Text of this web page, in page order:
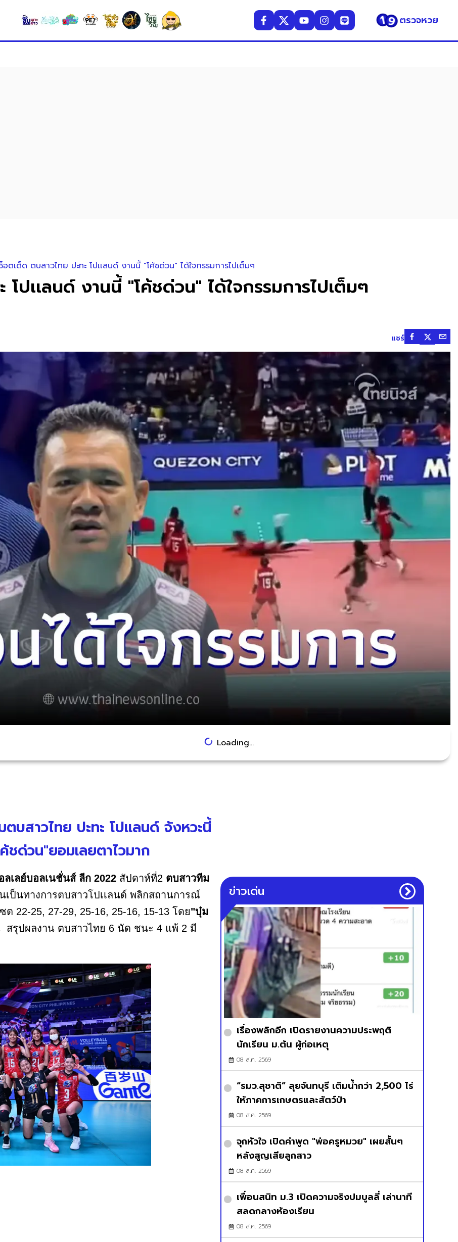
ตรวจหวย
อตเด็ด ตบสาวไทย ปะทะ โปเเลนด์ งานนี้ "โค้ชด่วน" ได้ใจกรรมการไปเต็มๆ
ปเเลนด์ งานนี้ "โค้ชด่วน" ได้ใจกรรมการไปเต็มๆ
แชร์
Loading...
บสาวไทย ปะทะ โปเเลนด์ จังหวะนี้
ด่วน"ยอมเลยตาไวมาก
ลเลย์บอลเนชั่นส์ ลีก 2022 สัปดาห์ที่2 ตบสาวทีม
เป็นทางการตบสาวโปเเลนด์ พลิกสถานการณ์
ต 22-25, 27-29, 25-16, 25-16, 15-13 โดย"บุ๋ม
รุปผลงาน ตบสาวไทย 6 นัด ชนะ 4 แพ้ 2 มี
ข่าวเด่น
เรื่องพลิกอีก เปิดรายงานความประพฤติ
นักเรียน ม.ต้น ผู้ก่อเหตุ
08 ส.ค. 2569
“รมว.สุชาติ” ลุยจันทบุรี เติมน้ำกว่า 2,500 ไร่
ให้ภาคการเกษตรและสัตว์ป่า
08 ส.ค. 2569
จุกหัวใจ เปิดคำพูด "พ่อครูหมวย" เผยสั้นๆ
หลังสูญเสียลูกสาว
08 ส.ค. 2569
เพื่อนสนิท ม.3 เปิดความจริงปมบูลลี่ เล่านาที
สลดกลางห้องเรียน
08 ส.ค. 2569